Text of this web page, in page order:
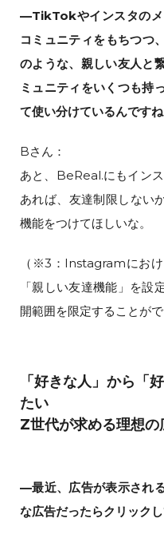
—TikTokやインスタのメ
コミュニティをもちつつ
のような、親しい友人と
ミュニティをいくつも持
て使い分けているんですね
Bさん：
あと、BeReal.にもイン
あれば、友達制限しない
機能をつけてほしいな。
（※3：Instagramにおけ
「親しい友達機能」を設
開範囲を限定することがで
「好きな人」から「
たい
Z世代が求める理想の
—最近、広告が表示され
な広告だったらクリック